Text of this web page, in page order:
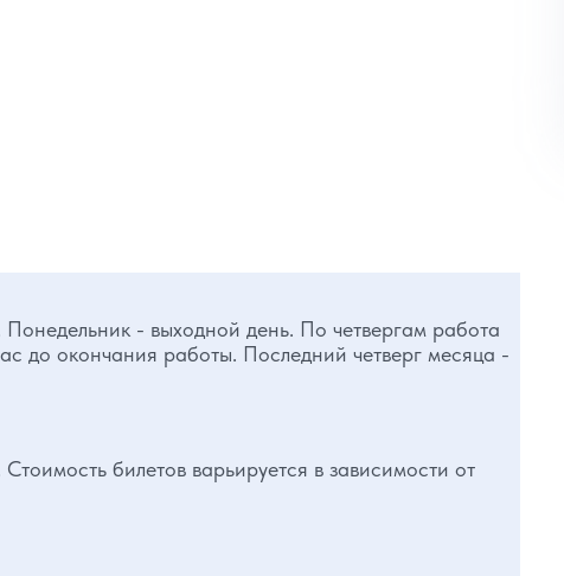
Понедельник - выходной день. По четвергам работа
до окончания работы. Последний четверг месяца -
билетов варьируется в зависимости от